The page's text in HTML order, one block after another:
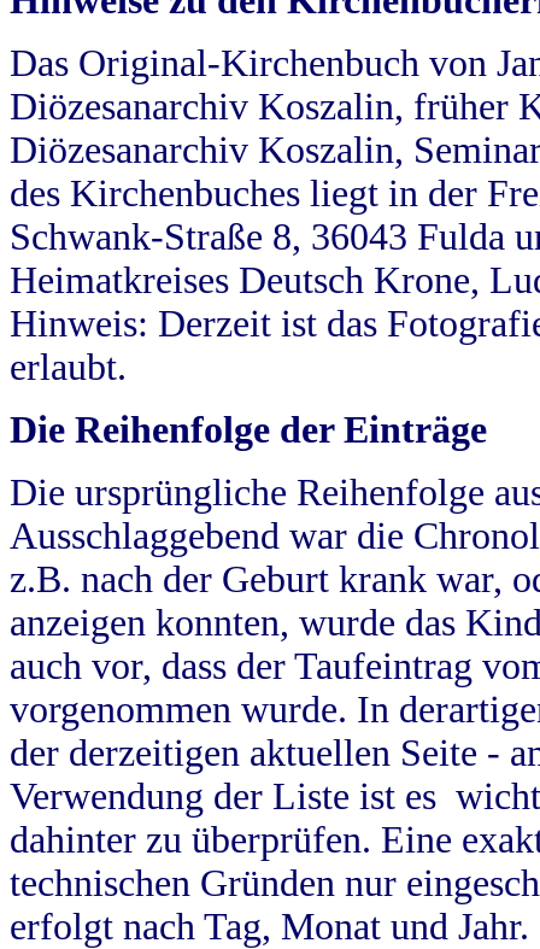
Das Original-Kirchenbuch von
Diözesanarchiv Koszalin, früher
Diözesanarchiv Koszalin,
des Kirchenbuches liegt in der
Schwank-Straße 8, 36043 Fulda
Heimatkreises Deutsch Krone,
Hinweis: Derzeit ist das
erlaubt.
Die Reihenfolge der Einträge
Die ursprüngliche Reihenfolge
Ausschlaggebend war die
z.B. nach der Geburt krank war,
anzeigen konnten, wurde das
auch vor, dass der Taufeintrag
vorgenommen wurde. In
der derzeitigen aktuellen Seite -
Verwendung der Liste ist es
dahinter zu überprüfen. Eine
technischen Gründen nur
erfolgt nach Tag, Monat und Jahr.